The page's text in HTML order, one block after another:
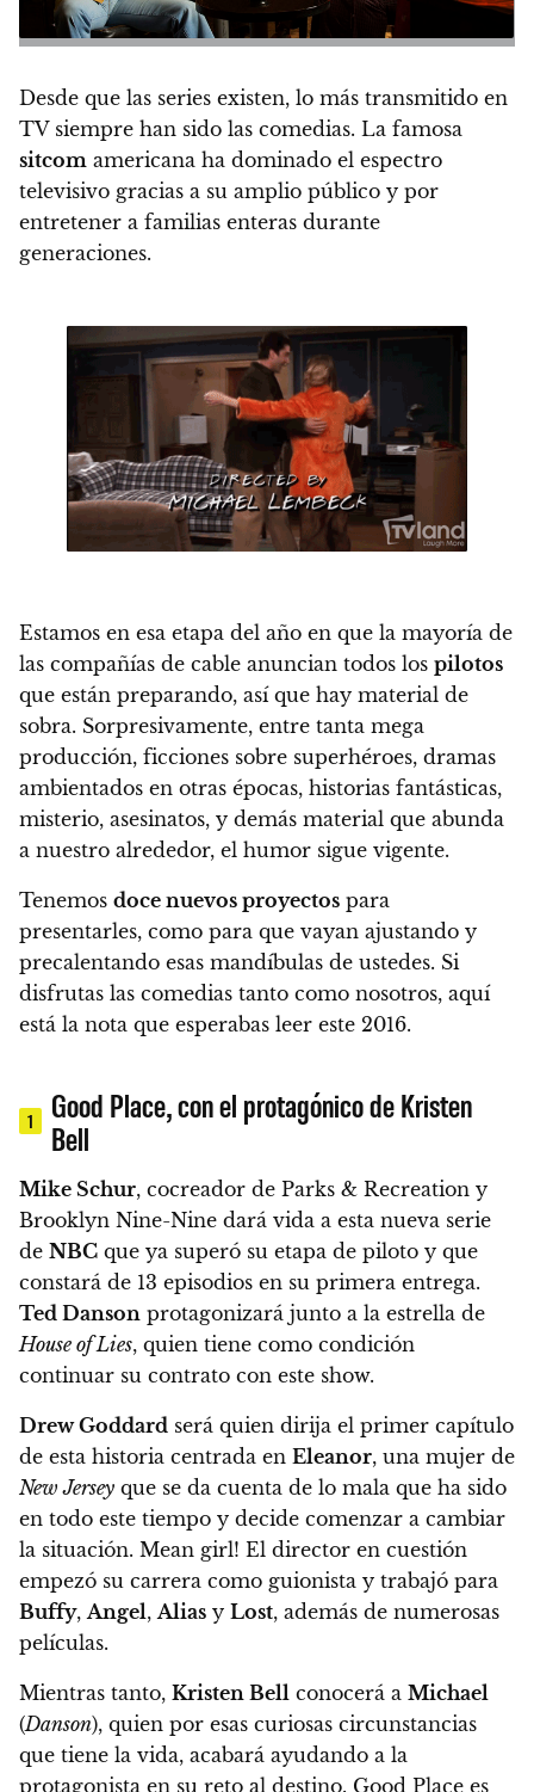
Desde que las series existen, lo más transmitido en
TV siempre han sido las comedias. La famosa
sitcom americana ha dominado el espectro
televisivo gracias a su amplio público y por
entretener a familias enteras durante
generaciones.
Estamos en esa etapa del año en que la mayoría de
las compañías de cable anuncian todos los pilotos
que están preparando, así que hay material de
sobra. Sorpresivamente, entre tanta mega
producción, ficciones sobre superhéroes, dramas
ambientados en otras épocas, historias fantásticas,
misterio, asesinatos, y demás material que abunda
a nuestro alrededor, el humor sigue vigente.
Tenemos doce nuevos proyectos para
presentarles, como para que vayan ajustando y
precalentando esas mandíbulas de ustedes. Si
disfrutas las comedias tanto como nosotros, aquí
está la nota que esperabas leer este 2016.
1
Good Place, con el protagónico de Kristen
Bell
Mike Schur, cocreador de Parks & Recreation y
Brooklyn Nine-Nine dará vida a esta nueva serie
de NBC que ya superó su etapa de piloto y que
constará de 13 episodios en su primera entrega.
Ted Danson protagonizará junto a la estrella de
House of Lies, quien tiene como condición
continuar su contrato con este show.
Drew Goddard será quien dirija el primer capítulo
de esta historia centrada en Eleanor, una mujer de
New Jersey que se da cuenta de lo mala que ha sido
en todo este tiempo y decide comenzar a cambiar
la situación. Mean girl! El director en cuestión
empezó su carrera como guionista y trabajó para
Buffy, Angel, Alias y Lost, además de numerosas
películas.
Mientras tanto, Kristen Bell conocerá a Michael
(Danson), quien por esas curiosas circunstancias
que tiene la vida, acabará ayudando a la
protagonista en su reto al destino. Good Place es